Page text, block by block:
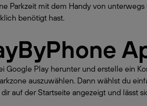
Parkzeit mit dem Handy von
benötigt hast.
Google Play herunter und erstelle ein
auszuwählen. Dann wählst du
auf der Startseite angezeigt und lässt